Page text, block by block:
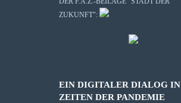
ZUKUNFT":
EIN DIGITALER DIALOG IN
ZEITEN DER PANDEMIE